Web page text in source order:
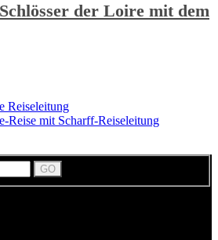
der Loire mit dem